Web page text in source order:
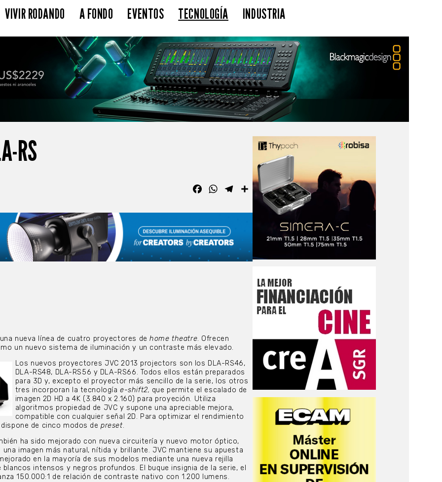
VIVIR RODANDO A FONDO EVENTOS TECNOLOGÍA INDUSTRIA
RS
FacebookWhatsApp
Telegram
Compartir
nueva línea de cuatro proyectores dehome theatre. Ofrecen
un nuevo sistema de iluminación y un contraste más elevado.
Los nuevos proyectores JVC 2013 projectors son los DLA-RS46,
DLA-RS48, DLA-RS56 y DLA-RS66. Todos ellos están preparados
para 3D y, excepto el proyector más sencillo de la serie, los otros
tres incorporan la tecnologíae-shift2, que permite el escalado de
imagen 2D HD a 4K (3.840 x 2.160) para proyeción. Utiliza
algoritmos propiedad de JVC y supone una apreciable mejora,
compatible con cualquier señal 2D. Para optimizar el rendimiento
de cinco modos depreset.
ha sido mejorado con nueva circuitería y nuevo motor óptico,
imagen más natural, nítida y brillante. JVC mantiene su apuesta
en la mayoría de sus modelos mediante una nueva rejilla
intensos y negros profundos. El buque insignia de la serie, el
150.000:1 de relación de contraste nativo con 1.200 lumens.